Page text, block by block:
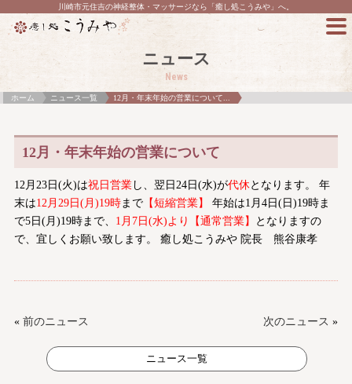
川崎市元住吉の神経整体・マッサージなら「癒し処こうみや」へ。
ニュース
News
ホーム ニュース一覧 12月・年末年始の営業について...
12月・年末年始の営業について
12月23日(火)は祝日営業し、翌日24日(水)が代休となります。 年
末は12月29日(月)19時まで【短縮営業】
年始は1月4日(日)19時ま
で5日(月)19時まで、 1月7日(水)より【通常営業】
となりますの
で、宜しくお願い致します。 癒し処こうみや 院長 熊谷康孝
« 前のニュース 次のニュース »
ニュース一覧